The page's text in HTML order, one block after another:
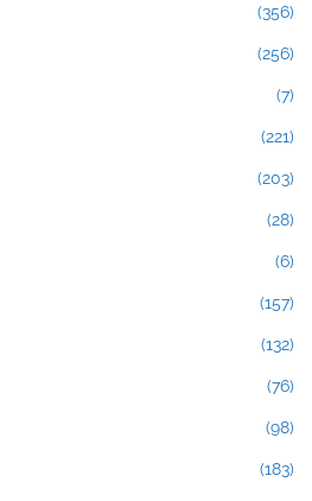
(356)
(256)
(7)
(221)
(203)
(28)
(6)
(157)
(132)
(76)
(98)
(183)